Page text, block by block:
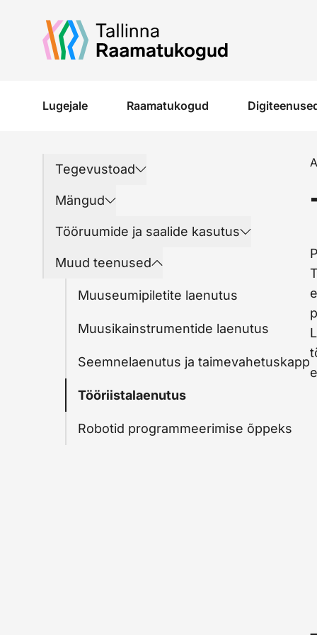
Lugejale Raamatukogud
Tegevustoad
Mängud
Tööruumide ja saalide kasutus
Muud teenused
Muuseumipiletite laenutus
Muusikainstrumentide laenutus
Seemnelaenutus ja taimevahetuskapp
Tööriistalaenutus
Robotid programmeerimise õppeks
T